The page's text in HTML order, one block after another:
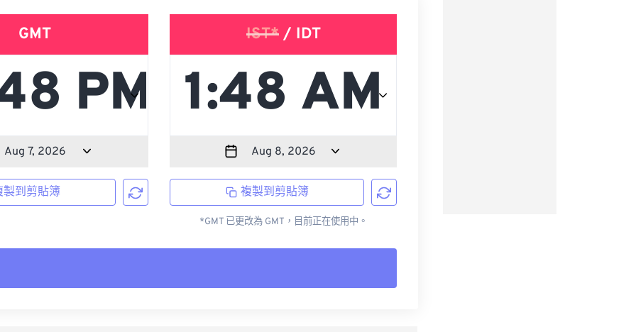
GMT
製到剪貼簿
IST*/ IDT
複製到剪貼簿
*GMT 已更改為 GMT，目前正在使用中。